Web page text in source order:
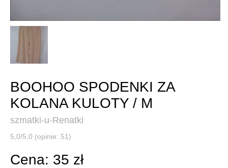
BOOHOO SPODENKI ZA
KOLANA KULOTY / M
szmatki-u-Renatki
5,0/5,0 (opinie: 51)
Cena: 35 zł